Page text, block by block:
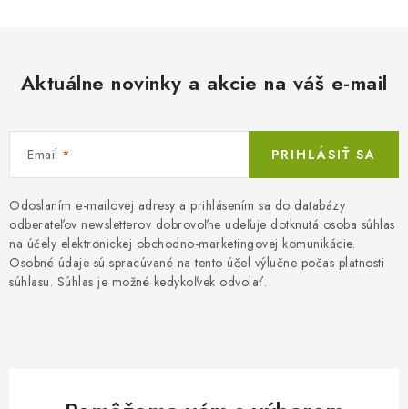
Aktuálne novinky a akcie na váš e-mail
Email
Odoslaním e-mailovej adresy a prihlásením sa do databázy
odberateľov newsletterov dobrovoľne udeľuje dotknutá osoba súhlas
na účely elektronickej obchodno-marketingovej komunikácie.
Osobné údaje sú spracúvané na tento účel výlučne počas platnosti
súhlasu. Súhlas je možné kedykoľvek odvolať.
PRIHLÁSIŤ SA